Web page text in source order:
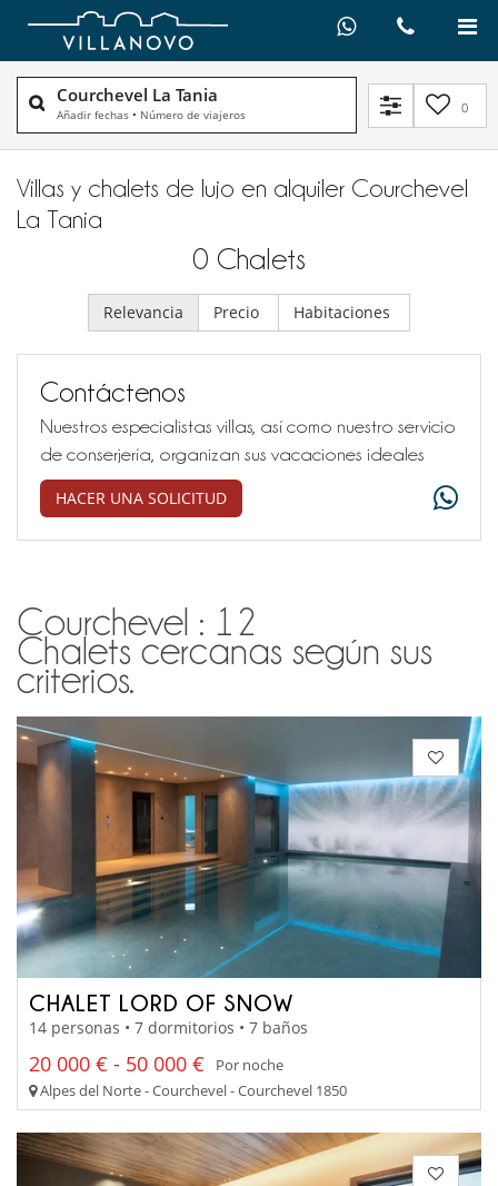
Courchevel La Tania
Añadir fechas • Número de viajeros 0
Villas y chalets de lujo en alquiler​ Courchevel
La Tania
0 Chalets
Relevancia Precio Habitaciones
Contáctenos
Nuestros especialistas villas, así como nuestro servicio
de conserjería, organizan sus vacaciones ideales
HACER UNA SOLICITUD
Courchevel : 12
Chalets cercanas según sus
criterios.
CHALET LORD OF SNOW
14 personas • 7 dormitorios • 7 baños
20 000 € - 50 000 €
Por noche
Alpes del Norte - Courchevel - Courchevel 1850